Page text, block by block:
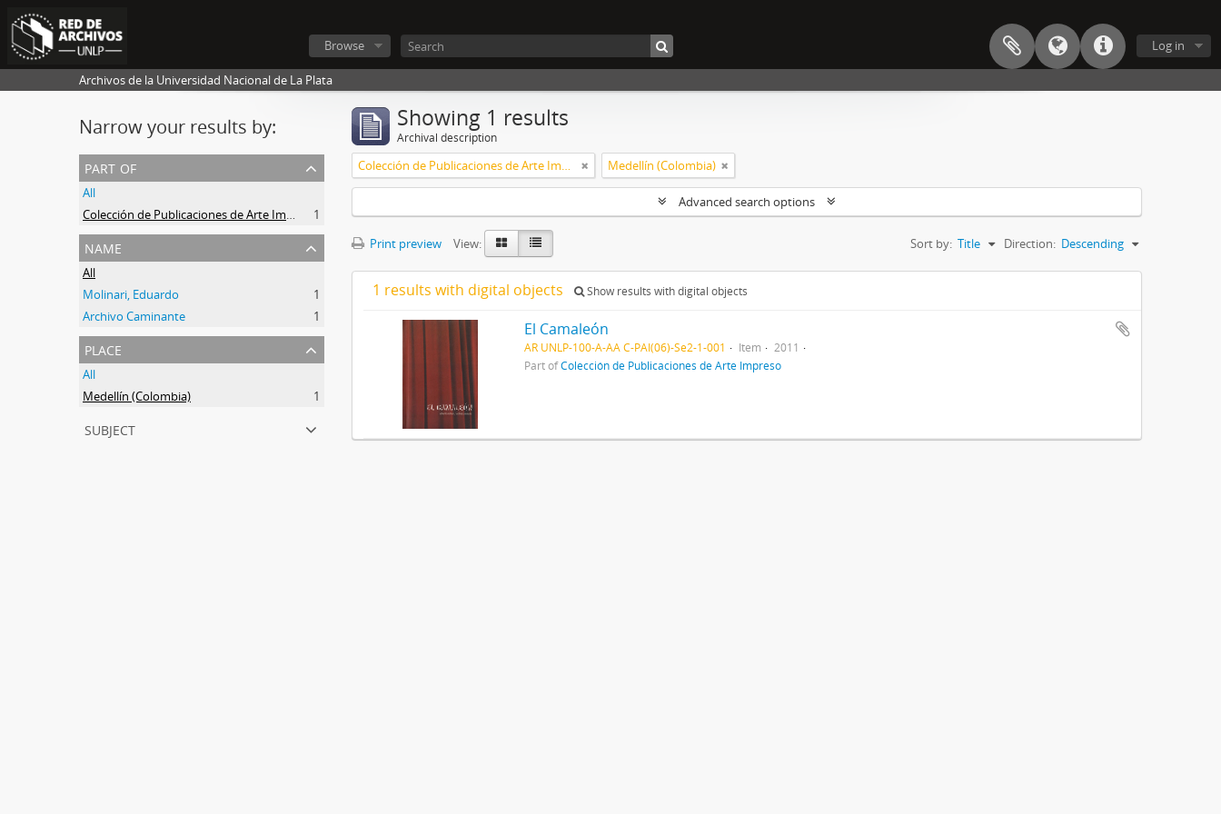
Log in
Browse
Archivos de la Universidad Nacional de La Plata
Narrow your results by:
part of
All
Colección de Publicaciones de Arte Impreso
1
name
All
Molinari, Eduardo
1
Archivo Caminante
1
place
All
Medellín (Colombia)
1
subject
Showing 1 results
Archival description
Colección de Publicaciones de Arte Impreso Medellín (Colombia)
Advanced search options
Print preview View: Sort by: Title Direction: Descending
1 results with digital objects Show results with digital objects
El Camaleón
AR UNLP-100-A-AA C-PAI(06)-Se2-1-001 Item
2011
Part ofColección de Publicaciones de Arte Impreso